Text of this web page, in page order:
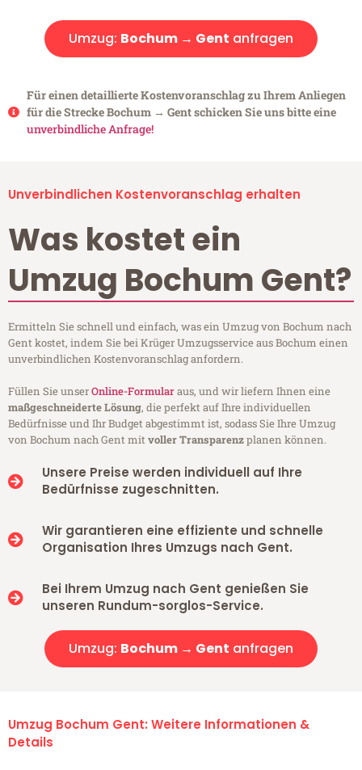
Umzug: Bochum → Gent anfragen
Für einen detaillierte Kostenvoranschlag zu Ihrem Anliegen
für die Strecke Bochum → Gent schicken Sie uns bitte eine
unverbindliche Anfrage!
Unverbindlichen Kostenvoranschlag erhalten
Was kostet ein
Umzug Bochum Gent?
Ermitteln Sie schnell und einfach, was ein Umzug von Bochum nach
Gent kostet, indem Sie bei Krüger Umzugsservice aus Bochum einen
unverbindlichen Kostenvoranschlag anfordern.
Füllen Sie unserOnline-Formularaus, und wir liefern Ihnen eine
maßgeschneiderte Lösung, die perfekt auf Ihre individuellen
Bedürfnisse und Ihr Budget abgestimmt ist, sodass Sie Ihre Umzug
von Bochum nach Gent mitvoller Transparenzplanen können.
Unsere Preise werden individuell auf Ihre
Bedürfnisse zugeschnitten.
Wir garantieren eine effiziente und schnelle
Organisation Ihres Umzugs nach Gent.
Bei Ihrem Umzug nach Gent genießen Sie
unseren Rundum-sorglos-Service.
Umzug: Bochum → Gent anfragen
Umzug Bochum Gent: Weitere Informationen &
Details